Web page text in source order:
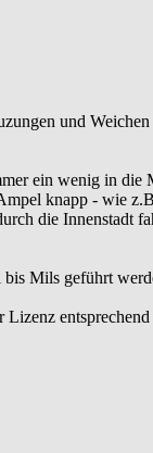
und
ein wenig in
knapp - wie
die Innenstadt
Mils geführt